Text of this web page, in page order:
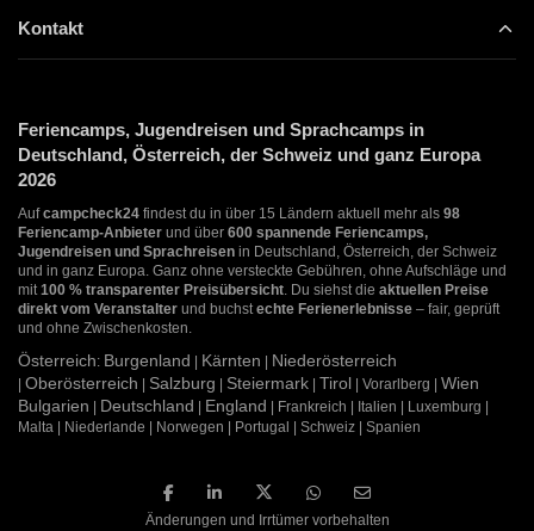
Kontakt
Feriencamps, Jugendreisen und Sprachcamps in
Deutschland, Österreich, der Schweiz und ganz Europa
2026
Aufcampcheck24 findest du in über 15 Ländern aktuell mehr als 98
Feriencamp-Anbieter und über 600 spannende Feriencamps,
Jugendreisen und Sprachreisen in Deutschland, Österreich, der Schweiz
und in ganz Europa. Ganz ohne versteckte Gebühren, ohne Aufschläge und
mit100 % transparenter Preisübersicht. Du siehst die aktuellen Preise
direkt vom Veranstalter und buchstechte Ferienerlebnisse – fair, geprüft
und ohne Zwischenkosten.
Österreich: Burgenland Kärnten Niederösterreich
Oberösterreich Salzburg Steiermark Tirol | Vorarlberg | Wien
Bulgarien
Deutschland England | Frankreich | Italien | Luxemburg |
Malta | Niederlande | Norwegen | Portugal | Schweiz | Spanien
Änderungen und Irrtümer vorbehalten